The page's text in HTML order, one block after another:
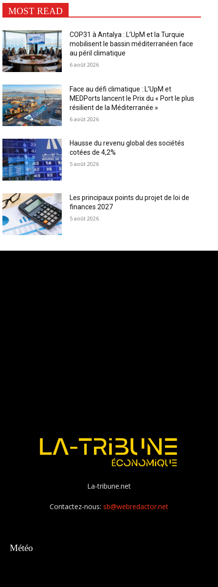
MOST READ
COP31 à Antalya : L’UpM et la Turquie
mobilisent le bassin méditerranéen face
au péril climatique
6 août 2026
Face au défi climatique : L’UpM et
MEDPorts lancent le Prix du « Port le plus
résilient de la Méditerranée »
6 août 2026
Hausse du revenu global des sociétés
cotées de 4,2%
5 août 2026
Les principaux points du projet de loi de
finances 2027
5 août 2026
La-tribune.net
Contactez-nous: sb@webredactor.net
Météo